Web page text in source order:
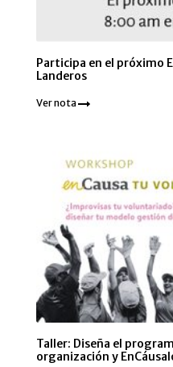
Participa en el próximo
Landeros
Ver nota
Taller: Diseña el
organización y